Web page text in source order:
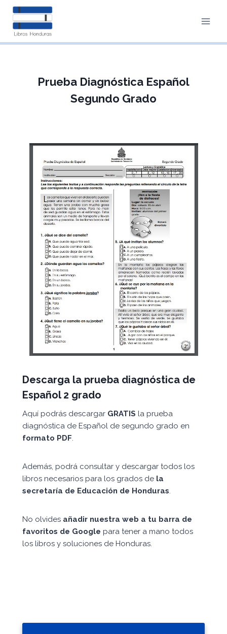
Saltar
contenido
Prueba Diagnóstica Español
Segundo Grado
Descarga la prueba diagnóstica de
Español 2 grado
Aquí podrás descargar GRATIS la prueba
diagnóstica de Español de segundo grado en
formato PDF.
Además, podrá consultar y descargar todos los
libros necesarios para los grados de la
secretaría de Educación de Honduras.
No olvides añadir nuestra web a tu barra de
favoritos de Google para tener a mano todos
los libros y soluciones de Honduras.